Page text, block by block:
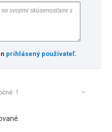
prihlásený používateľ.
1